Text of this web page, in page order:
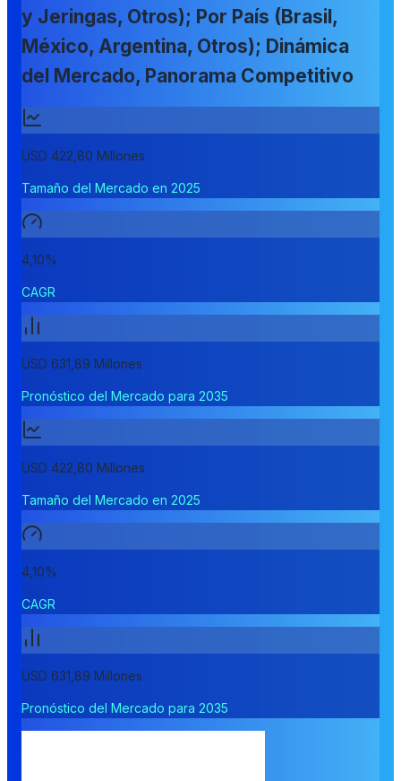
y Jeringas, Otros); Por País (Brasil,
México, Argentina, Otros); Dinámica
del Mercado, Panorama Competitivo
USD 422,80 Millones
Tamaño del Mercado en 2025
4,10%
CAGR
USD 631,89 Millones
Pronóstico del Mercado para 2035
USD 422,80 Millones
Tamaño del Mercado en 2025
4,10%
CAGR
USD 631,89 Millones
Pronóstico del Mercado para 2035